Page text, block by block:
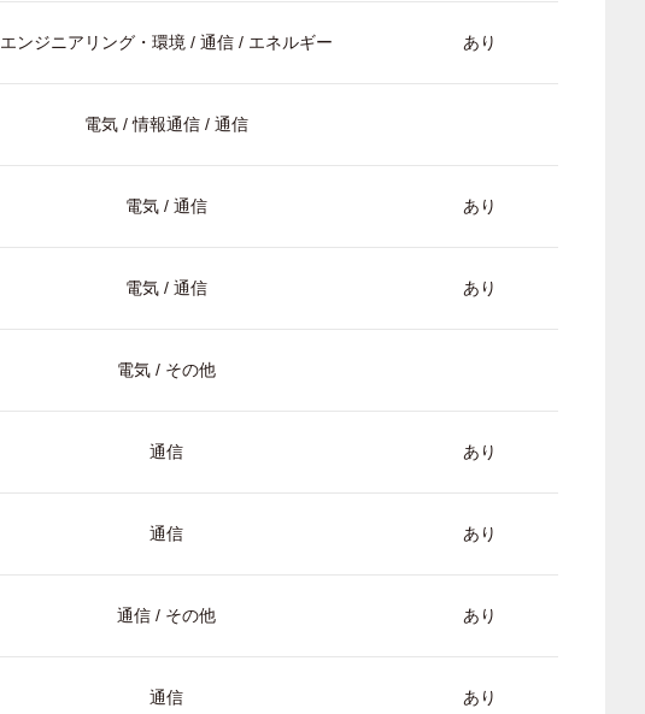
エンジニアリング・環境 / 通信 / エネルギー あり
電気 / 情報通信 / 通信
電気 / 通信 あり
電気 / 通信 あり
電気 / その他
通信 あり
通信 あり
通信 / その他 あり
通信 あり